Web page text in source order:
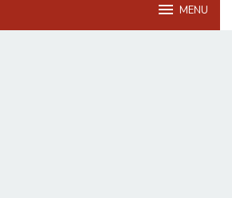
MENU